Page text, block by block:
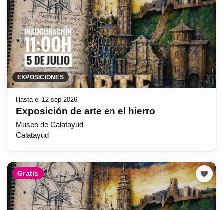
EXPOSICIONES
Hasta el 12 sep 2026
Exposición de arte en el hierro
Museo de Calatayud
Calatayud
Gratis